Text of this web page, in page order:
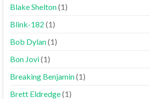
Blake Shelton(1)
Blink-182 (1)
Bob Dylan(1)
Bon Jovi(1)
Breaking Benjamin(1)
Brett Eldredge(1)